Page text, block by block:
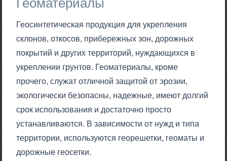
Геоматериалы
Геосинтетическая продукция для укрепления
склонов, откосов, прибережных зон, дорожных
покрытий и других территорий, нуждающихся в
укреплении грунтов. Геоматериалы, кроме
прочего, служат отличной защитой от эрозии,
экологически безопасны, надежные, имеют долгий
срок использования и достаточно просто
устанавливаются. В зависимости от нужд и типа
территории, используются георешетки, геоматы и
дорожные геосетки.